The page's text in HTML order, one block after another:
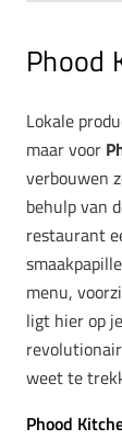
Phood
Lokale
maar voor
verbouwen
behulp van
restaurant
menu,
ligt hier op
weet te
Phood